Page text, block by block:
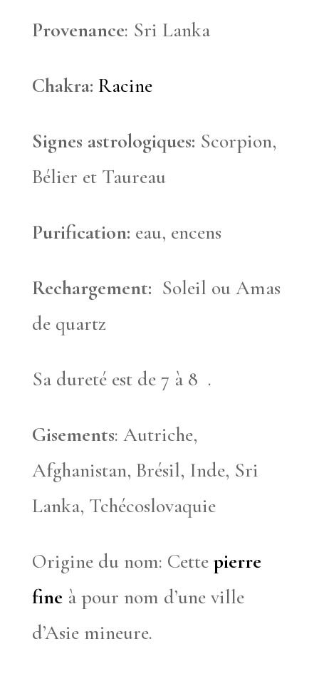
Provenance: Sri Lanka
Chakra: Racine
Signes astrologiques: Scorpion,
Bélier et Taureau
Purification: eau, encens
Rechargement: Soleil ou Amas
de quartz
Sa dureté est de 7 à 8 .
Gisements: Autriche,
Afghanistan, Brésil, Inde, Sri
Lanka, Tchécoslovaquie
Origine du nom: Cettepierre
fine à pour nom d’une ville
d’Asie mineure.